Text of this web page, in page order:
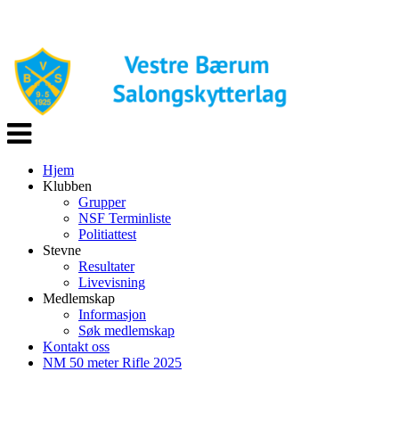
Veksle
navigasjon
Hjem
Klubben
Grupper
NSF Terminliste
Politiattest
Stevne
Resultater
Livevisning
Medlemskap
Informasjon
Søk medlemskap
Kontakt oss
NM 50 meter Rifle 2025